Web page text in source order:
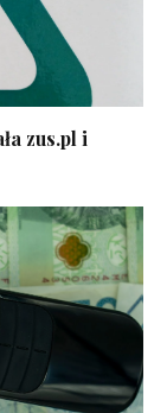
zus.pl i